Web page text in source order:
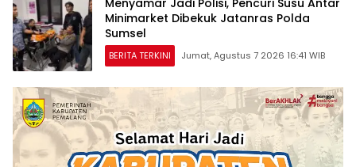
Menyamar Jadi Polisi, Pencuri Susu Antar
Minimarket Dibekuk Jatanras Polda
Sumsel
BERITA TERKINI Jumat, Agustus 7 2026 16:41 WIB